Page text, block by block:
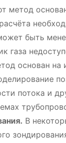
метод
быть
газа
основан на
потока и
В